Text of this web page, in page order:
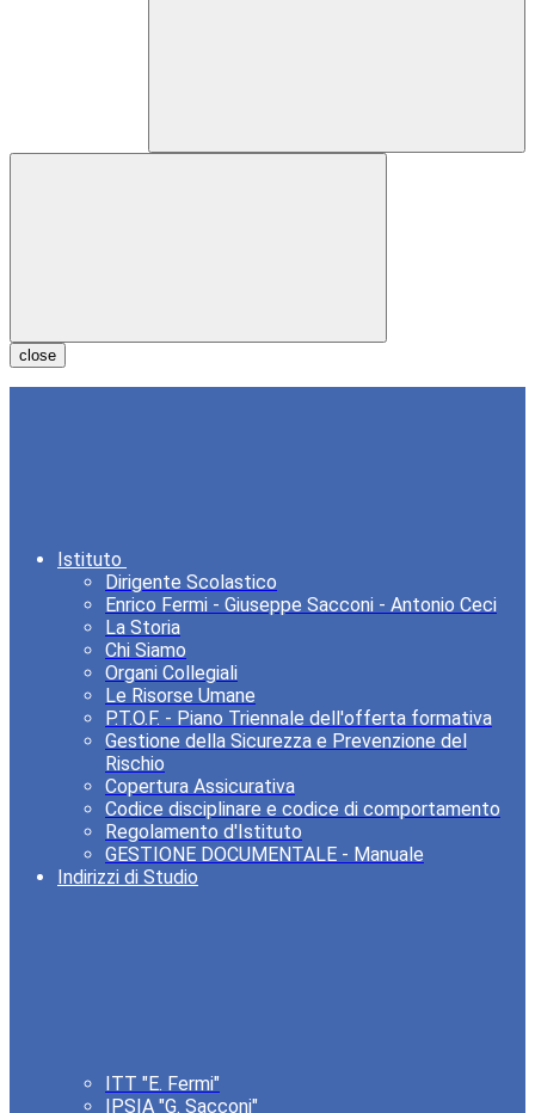
close
Istituto
Dirigente Scolastico
Enrico Fermi - Giuseppe Sacconi - Antonio Ceci
La Storia
Chi Siamo
Organi Collegiali
Le Risorse Umane
P.T.O.F. - Piano Triennale dell'offerta formativa
Gestione della Sicurezza e Prevenzione del
Rischio
Copertura Assicurativa
Codice disciplinare e codice di comportamento
Regolamento d'Istituto
GESTIONE DOCUMENTALE - Manuale
Indirizzi di Studio
ITT "E. Fermi"
IPSIA "G. Sacconi"